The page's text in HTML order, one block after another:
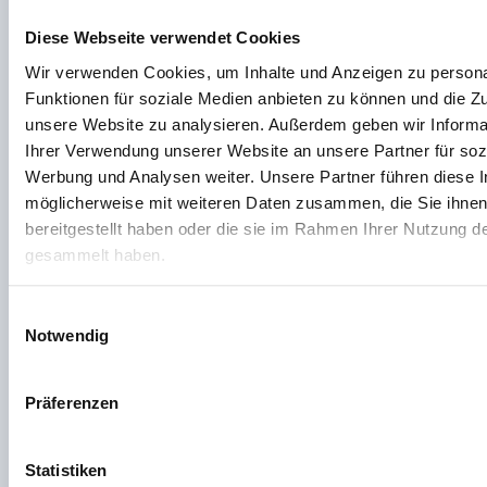
Diese Webseite verwendet Cookies
Wir verwenden Cookies, um Inhalte und Anzeigen zu
Funktionen für soziale Medien anbieten zu können und die
unsere Website zu analysieren. Außerdem geben wir
Ihrer Verwendung unserer Website an unsere Partner für
Werbung und Analysen weiter. Unsere Partner führen diese
möglicherweise mit weiteren Daten zusammen, die Sie ihnen
bereitgestellt haben oder die sie im Rahmen Ihrer Nutzung
gesammelt haben.
Notwendig
Präferenzen
Statistiken
Kunden, die unsere wirtschaftliche Zukunft sichern.
Mission
Wir stehen für eine stabile und sichere IT-
Infrastruktur. Unser Ziel ist es, immer weiter an dieser
zu arbeiten, um eine noch höhere Stabilität und
Sicherheit zu gewährleisten und somit eine
annähernd ausfallsichere Infrastruktur zu erschaffen.
Bei unserer gesamten Arbeit ist es für uns stets von
Gedanken für die Gesellschaft sowie unsere
legt Pusch-Data höchsten Wert auf deren persönliche